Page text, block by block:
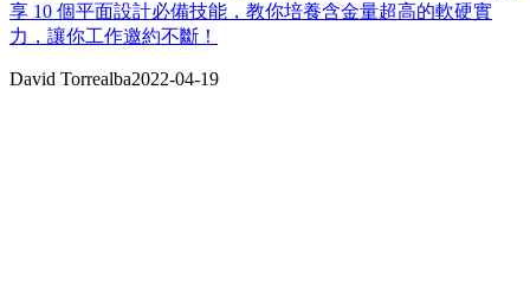
享 10 個平面設計必備技能，教你培養含金量超高的軟硬實
力，讓你工作邀約不斷！
David Torrealba2022-04-19